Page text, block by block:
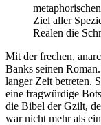
Ziel aller
Realen die
Mit der frechen,
Banks seinen
langer Zeit betreten.
eine fragwürdige
die Bibel der Gzilt,
war nicht mehr als